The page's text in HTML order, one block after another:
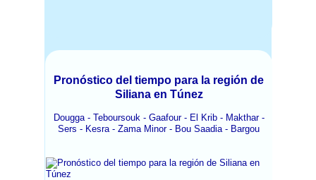
Pronóstico del tiempo para la región de
Siliana en Túnez
Dougga - Teboursouk - Gaafour - El Krib - Makthar -
Sers - Kesra - Zama Minor - Bou Saadia - Bargou